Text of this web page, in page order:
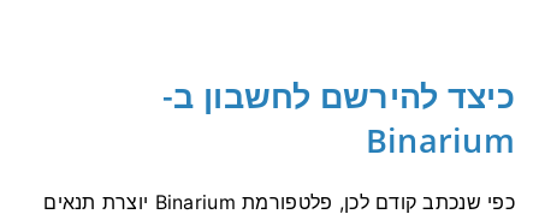
כיצד להירשם לחשבון ב-
Binarium
כפי שנכתב קודם לכן, פלטפורמת Binarium יוצרת תנאים